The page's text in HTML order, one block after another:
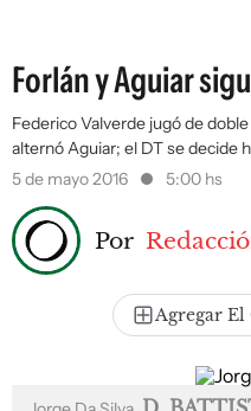
Forlán y Aguiar
Federico Valverde jugó de
alternó Aguiar; el DT se decide
5 de mayo 2016
5:00 hs
Por
Agregar El